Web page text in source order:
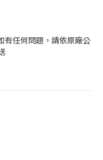
有任何問題，請依原廠公